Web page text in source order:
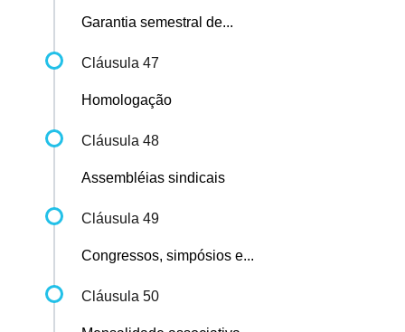
Garantia semestral de...
Cláusula 47
Homologação
Cláusula 48
Assembléias sindicais
Cláusula 49
Congressos, simpósios e...
Cláusula 50